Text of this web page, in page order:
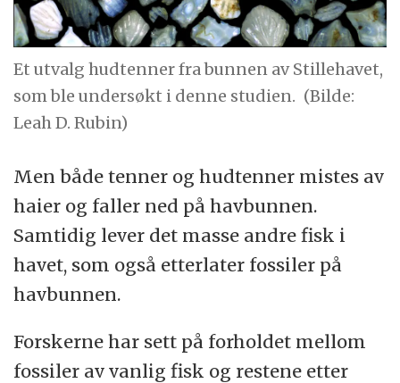
Et utvalg hudtenner fra bunnen av Stillehavet,
som ble undersøkt i denne studien. (Bilde:
Leah D. Rubin)
Men både tenner og hudtenner mistes av
haier og faller ned på havbunnen.
Samtidig lever det masse andre fisk i
havet, som også etterlater fossiler på
havbunnen.
Forskerne har sett på forholdet mellom
fossiler av vanlig fisk og restene etter